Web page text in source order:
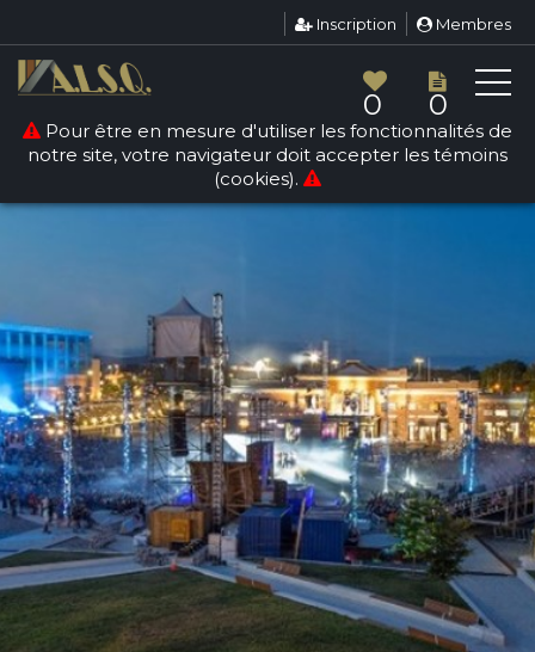
Inscription Membres
0 0
Pour être en mesure d'utiliser les fonctionnalités de
notre site, votre navigateur doit accepter les témoins
(cookies).